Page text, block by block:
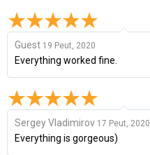
Guest 19 Peut, 2020
Everything worked fine.
Sergey Vladimirov 17 Peut, 2020
Everything is gorgeous)